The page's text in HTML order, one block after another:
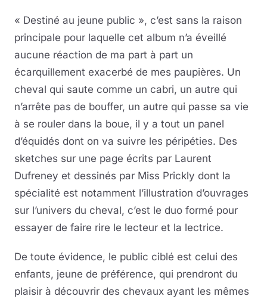
« Destiné au jeune public », c’est sans la raison
principale pour laquelle cet album n’a éveillé
aucune réaction de ma part à part un
écarquillement exacerbé de mes paupières. Un
cheval qui saute comme un cabri, un autre qui
n’arrête pas de bouffer, un autre qui passe sa vie
à se rouler dans la boue, il y a tout un panel
d’équidés dont on va suivre les péripéties. Des
sketches sur une page écrits par Laurent
Dufreney et dessinés par Miss Prickly dont la
spécialité est notamment l’illustration d’ouvrages
sur l’univers du cheval, c’est le duo formé pour
essayer de faire rire le lecteur et la lectrice.
De toute évidence, le public ciblé est celui des
enfants, jeune de préférence, qui prendront du
plaisir à découvrir des chevaux ayant les mêmes